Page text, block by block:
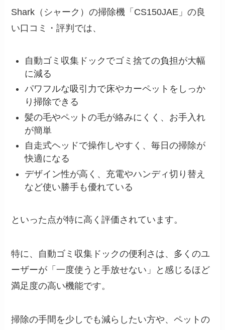
Shark（シャーク）の掃除機「CS150JAE」の良
い口コミ・評判では、
自動ゴミ収集ドックでゴミ捨ての負担が大幅
に減る
パワフルな吸引力で床やカーペットをしっか
り掃除できる
髪の毛やペットの毛が絡みにくく、お手入れ
が簡単
自走式ヘッドで操作しやすく、毎日の掃除が
快適になる
デザイン性が高く、充電やハンディ切り替え
など使い勝手も優れている
といった点が特に高く評価されています。
特に、自動ゴミ収集ドックの便利さは、多くのユ
ーザーが「一度使うと手放せない」と感じるほど
満足度の高い機能です。
掃除の手間を少しでも減らしたい方や、ペットの